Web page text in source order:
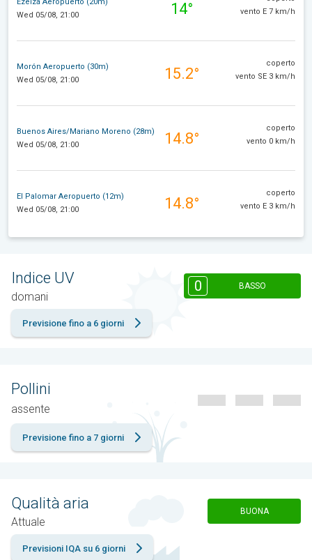
Ezeiza Aeropuerto (20m)
Wed 05/08, 21:00
14°
vento E 7 km/h
Morón Aeropuerto (30m)
Wed 05/08, 21:00
15.2°
coperto
vento SE 3 km/h
Buenos Aires/Mariano Moreno (28m)
Wed 05/08, 21:00
14.8°
coperto
vento 0 km/h
El Palomar Aeropuerto (12m)
Wed 05/08, 21:00
14.8°
coperto
vento E 3 km/h
Indice UV
domani
0 BASSO
Previsione fino a 6 giorni
Pollini
assente
Previsione fino a 7 giorni
Qualità aria
Attuale
BUONA
Previsioni IQA su 6 giorni